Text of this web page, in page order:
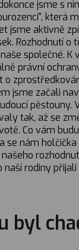
jsme s
která
jsme aktivně
Rozhodnutí o
společné. K
právní
o
jsme začali
pěstouny.
tak, až se
Co vám
se nám holčička
rodiny
byl